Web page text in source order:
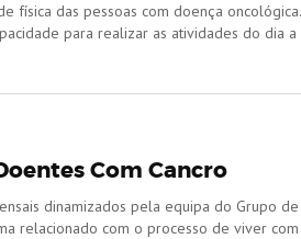
física das pessoas com doença
para realizar as atividades do dia
Com Cancro
dinamizados pela equipa do Grupo
relacionado com o processo de viver